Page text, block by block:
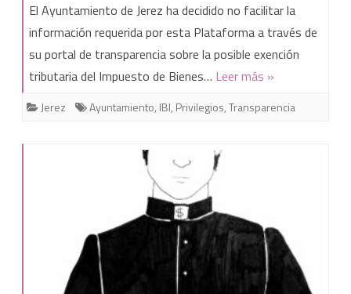
Ayuntamiento
de
Jerez
deniega
información
sobre
El Ayuntamiento de Jerez ha decidido no facilitar la
información requerida por esta Plataforma a través de
su portal de transparencia sobre la posible exención
tributaria del Impuesto de Bienes… Leer más »
Jerez Ayuntamiento, IBI, Privilegios,Transparencia